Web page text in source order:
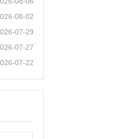
08-02
07-29
07-27
07-22